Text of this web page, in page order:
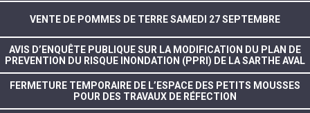
VENTE DE POMMES DE TERRE SAMEDI 27 SEPTEMBRE
AVIS D’ENQUÊTE PUBLIQUE SUR LA MODIFICATION DU PLAN DE
PREVENTION DU RISQUE INONDATION (PPRI) DE LA SARTHE AVAL
FERMETURE TEMPORAIRE DE L’ESPACE DES PETITS MOUSSES
POUR DES TRAVAUX DE RÉFECTION